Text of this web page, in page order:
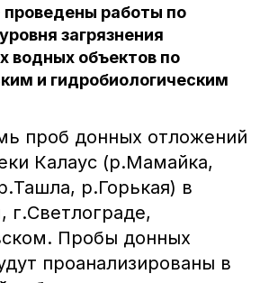
проведены работы по
загрязнения
водных объектов по
и гидробиологическим
проб донных отложений
Калаус (р.Мамайка,
р.Горькая) в
г.Светлограде,
Пробы донных
проанализированы в